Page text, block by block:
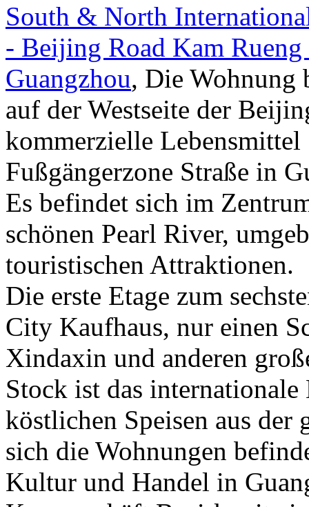
South & North
- Beijing Road Kam Rueng
Guangzhou, Die Wohnung
auf der Westseite der
kommerzielle Lebensmittel
Fußgängerzone Straße in
Es befindet sich im
schönen Pearl River,
touristischen Attraktionen.
Die erste Etage zum
City Kaufhaus, nur einen
Xindaxin und anderen
Stock ist das
köstlichen Speisen aus
sich die Wohnungen
Kultur und Handel in